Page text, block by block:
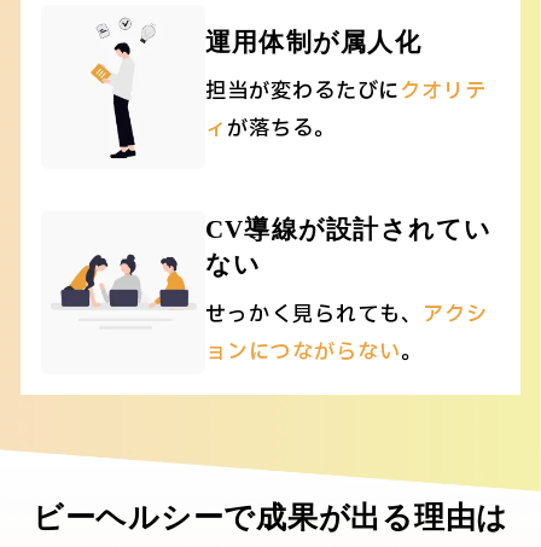
運用体制が属人化
担当が変わるたびにクオリテ
ィが落ちる。
CV導線が設計されてい
ない
せっかく見られても、 アクシ
ョンにつながらない。
ビーヘルシーで成果が出る理由は